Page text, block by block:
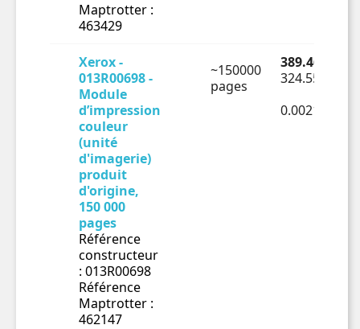
Maptrotter :
463429
Xerox -
013R00698 -
Module
d’impression
couleur
(unité
d'imagerie)
produit
d'origine,
150 000
pages
Référence
constructeur
: 013R00698
Référence
Maptrotter :
462147
~150000
pages
389.46 € TTC
324.55 € HT
0.00216€